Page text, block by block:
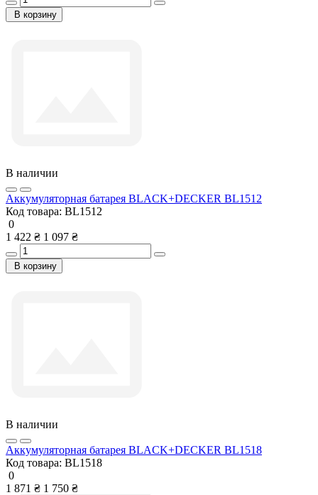
В корзину
В наличии
Аккумуляторная батарея BLACK+DECKER BL1512
Код товара: BL1512
0
1 422 ₴ 1 097 ₴
В корзину
В наличии
Аккумуляторная батарея BLACK+DECKER BL1518
Код товара: BL1518
0
1 871 ₴ 1 750 ₴